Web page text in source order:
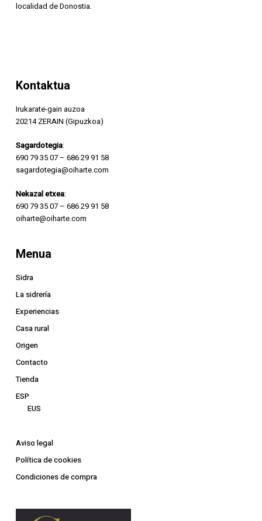
localidad de Donostia.
Kontaktua
Irukarate-gain auzoa
20214 ZERAIN (Gipuzkoa)
Sagardotegia:
690 79 35 07– 686 29 91 58
sagardotegia@oiharte.com
Nekazal etxea:
690 79 35 07– 686 29 91 58
oiharte@oiharte.com
Menua
Sidra
La sidrería
Experiencias
Casa rural
Origen
Contacto
Tienda
ESP
EUS
Aviso legal
Política de cookies
Condiciones de compra